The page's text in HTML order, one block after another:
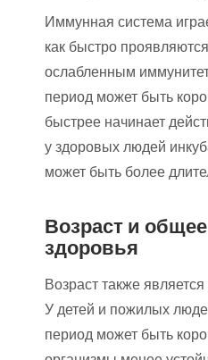
Иммунная система
как быстро
ослабленным
период может быть
быстрее начинает
у здоровых людей
может быть более
Возраст и
здоровья
Возраст также
У детей и пожилых
период может быть